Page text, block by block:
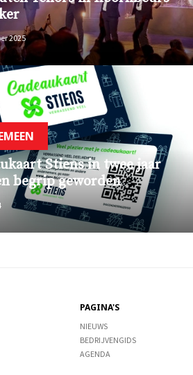
2025
Stiens in twee jaar
begrip geworden
PAGINA'S
NIEUWS
BEDRIJVENGIDS
AGENDA